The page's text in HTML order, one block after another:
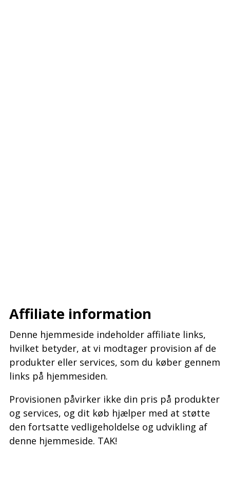
Affiliate information
Denne hjemmeside indeholder affiliate links,
hvilket betyder, at vi modtager provision af de
produkter eller services, som du køber gennem
links på hjemmesiden.
Provisionen påvirker ikke din pris på produkter
og services, og dit køb hjælper med at støtte
den fortsatte vedligeholdelse og udvikling af
denne hjemmeside. TAK!